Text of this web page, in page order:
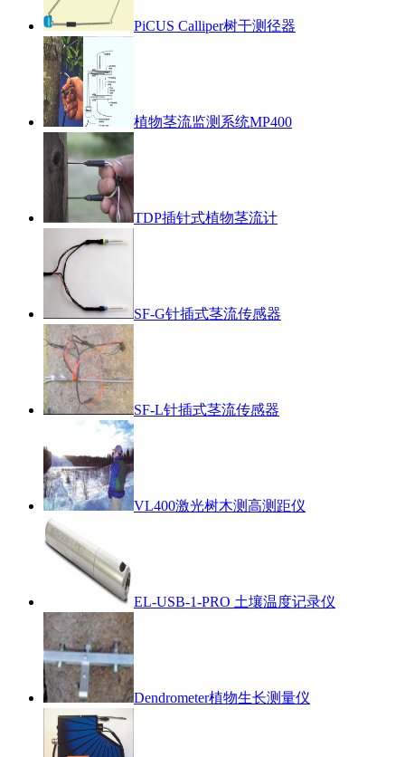
PiCUS Calliper树干测径器
植物茎流监测系统MP400
TDP插针式植物茎流计
SF-G针插式茎流传感器
SF-L针插式茎流传感器
VL400激光树木测高测距仪
EL-USB-1-PRO 土壤温度记录仪
Dendrometer植物生长测量仪